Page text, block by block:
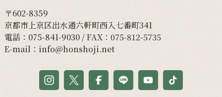
〒602-8359
京都市上京区出水通六軒町西入七番町341
電話： 075-841-9030/ FAX：075-812-5735
E-mail： info@honshoji.net